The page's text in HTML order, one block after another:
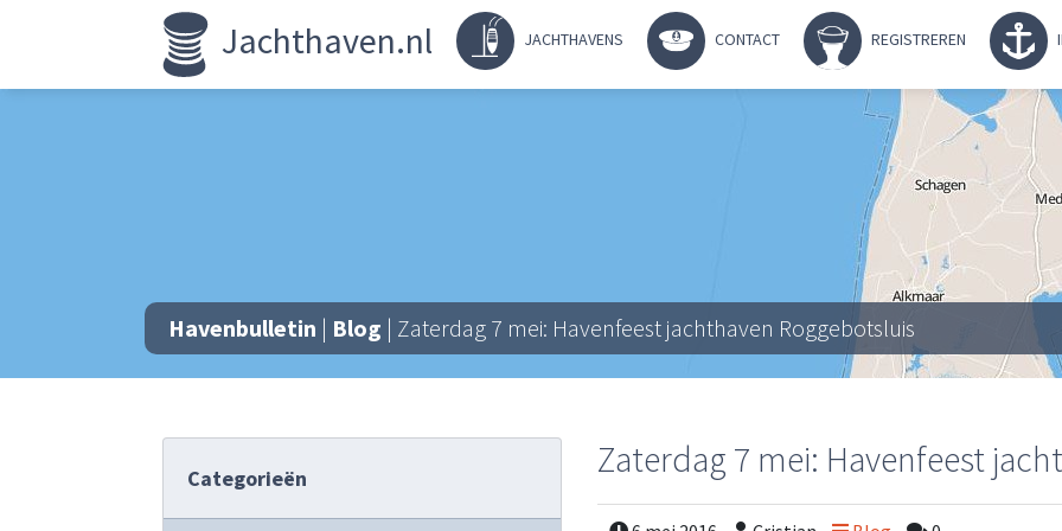
Jachthaven.nl JACHTHAVENS CONTACT REGISTREREN
Havenbulletin | Blog | Zaterdag 7 mei: Havenfeest jachthaven Roggebotsluis
Categorieën Zaterdag 7 mei: Havenfeest